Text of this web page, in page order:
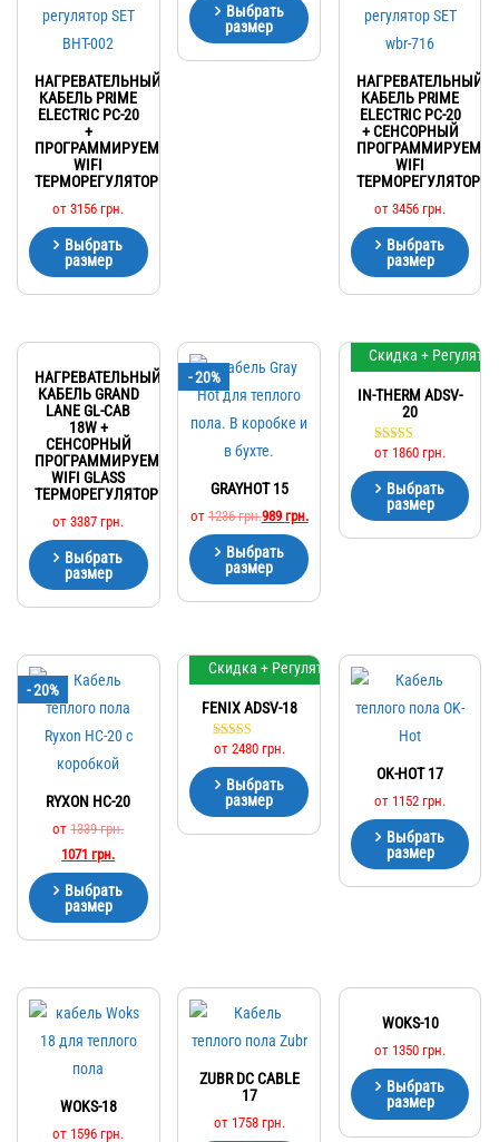
НАГРЕВАТЕЛЬНЫЙ
КАБЕЛЬ PRIME
ELECTRIC PC-20
+
ПРОГРАММИРУЕМЫЙ
WIFI
ТЕРМОРЕГУЛЯТОР
от3156 грн.
Выбрать
размер
Выбрать
размер
НАГРЕВАТЕЛЬНЫЙ
КАБЕЛЬ PRIME
ELECTRIC PC-20
+ СЕНСОРНЫЙ
WIFI
ТЕРМОРЕГУЛЯТОР
от3456 грн.
Выбрать
размер
НАГРЕВАТЕЛЬНЫЙ
КАБЕЛЬ GRAND
LANE GL-CAB
18W +
СЕНСОРНЫЙ
ПРОГРАММИРУЕМЫЙ
WIFI GLASS
ТЕРМОРЕГУЛЯТОР
от3387 грн.
Выбрать
размер
- 20%
GRAYHOT 15
от1236грн.989 грн.
Выбрать
размер
Скидка + Регулятор
IN-THERM ADSV-
20
Оценка
из 5
от 1860 грн.
Выбрать
размер
- 20%
RYXON HC-20
от1339грн.
1071 грн.
Выбрать
размер
Скидка + Регулятор
FENIX ADSV-18
Оценка
из 5
от 2480 грн.
Выбрать
размер
OK-HOT 17
от 1152 грн.
Выбрать
размер
WOKS-18
от 1596 грн.
ZUBR DC CABLE
17
от 1758 грн.
WOKS-10
от 1350 грн.
Выбрать
размер